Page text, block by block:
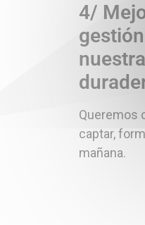
4/
Queremos
captar,
mañana.